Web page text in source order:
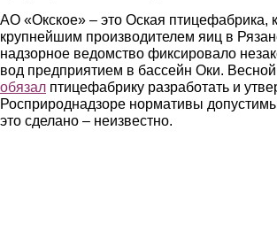
АО «Окское» – это Оская птицефабрика,
крупнейшим производителем яиц в
надзорное ведомство фиксировало
вод предприятием в бассейн Оки. Весной
обязал птицефабрику разработать и
Росприроднадзоре нормативы
это сделано – неизвестно.